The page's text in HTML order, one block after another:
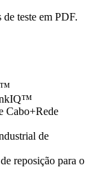
teste em PDF.
Cabo+Rede
de
reposição para o